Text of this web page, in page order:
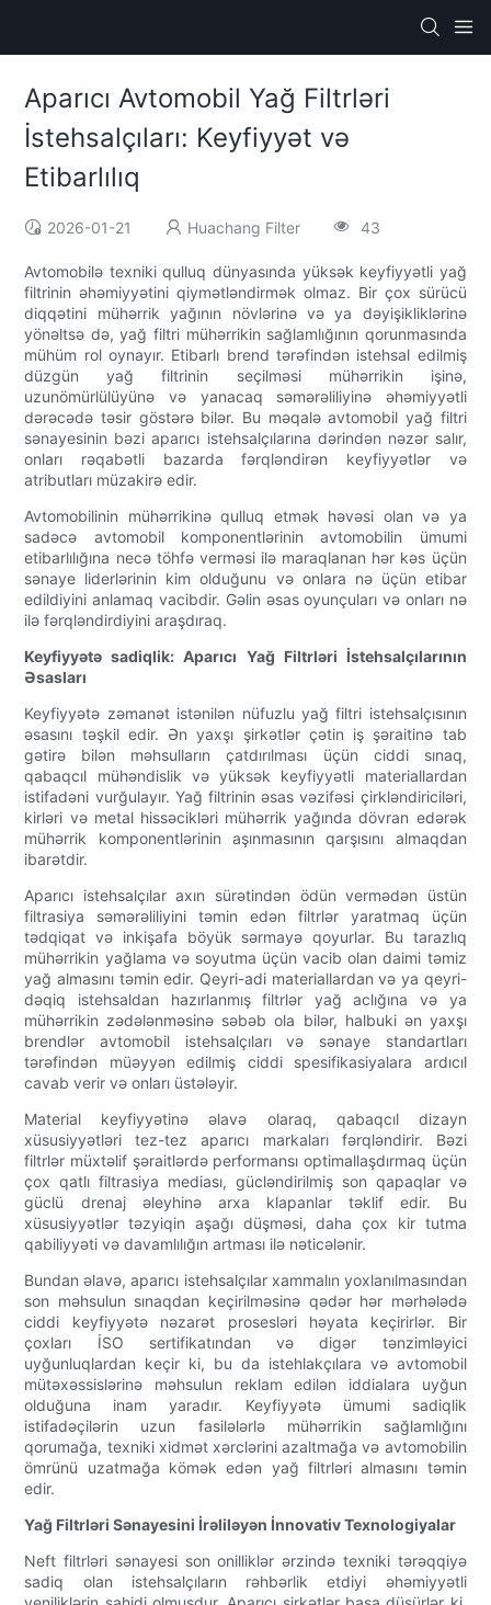
Aparıcı Avtomobil Yağ Filtrləri
İstehsalçıları: Keyfiyyət və
Etibarlılıq
2026-01-21 Huachang Filter 43
Avtomobilə texniki qulluq dünyasında yüksək keyfiyyətli yağ
filtrinin əhəmiyyətini qiymətləndirmək olmaz. Bir çox sürücü
diqqətini mühərrik yağının növlərinə və ya dəyişikliklərinə
yönəltsə də, yağ filtri mühərrikin sağlamlığının qorunmasında
mühüm rol oynayır. Etibarlı brend tərəfindən istehsal edilmiş
düzgün yağ filtrinin seçilməsi mühərrikin işinə,
uzunömürlülüyünə və yanacaq səmərəliliyinə əhəmiyyətli
dərəcədə təsir göstərə bilər. Bu məqalə avtomobil yağ filtri
sənayesinin bəzi aparıcı istehsalçılarına dərindən nəzər salır,
onları rəqabətli bazarda fərqləndirən keyfiyyətlər və
atributları müzakirə edir.
Avtomobilinin mühərrikinə qulluq etmək həvəsi olan və ya
sadəcə avtomobil komponentlərinin avtomobilin ümumi
etibarlılığına necə töhfə verməsi ilə maraqlanan hər kəs üçün
sənaye liderlərinin kim olduğunu və onlara nə üçün etibar
edildiyini anlamaq vacibdir. Gəlin əsas oyunçuları və onları nə
ilə fərqləndirdiyini araşdıraq.
Keyfiyyətə sadiqlik: Aparıcı Yağ Filtrləri İstehsalçılarının
Əsasları
Keyfiyyətə zəmanət istənilən nüfuzlu yağ filtri istehsalçısının
əsasını təşkil edir. Ən yaxşı şirkətlər çətin iş şəraitinə tab
gətirə bilən məhsulların çatdırılması üçün ciddi sınaq,
qabaqcıl mühəndislik və yüksək keyfiyyətli materiallardan
istifadəni vurğulayır. Yağ filtrinin əsas vəzifəsi çirkləndiriciləri,
kirləri və metal hissəcikləri mühərrik yağında dövran edərək
mühərrik komponentlərinin aşınmasının qarşısını almaqdan
ibarətdir.
Aparıcı istehsalçılar axın sürətindən ödün vermədən üstün
filtrasiya səmərəliliyini təmin edən filtrlər yaratmaq üçün
tədqiqat və inkişafa böyük sərmayə qoyurlar. Bu tarazlıq
mühərrikin yağlama və soyutma üçün vacib olan daimi təmiz
yağ almasını təmin edir. Qeyri-adi materiallardan və ya qeyri-
dəqiq istehsaldan hazırlanmış filtrlər yağ aclığına və ya
mühərrikin zədələnməsinə səbəb ola bilər, halbuki ən yaxşı
brendlər avtomobil istehsalçıları və sənaye standartları
tərəfindən müəyyən edilmiş ciddi spesifikasiyalara ardıcıl
cavab verir və onları üstələyir.
Material keyfiyyətinə əlavə olaraq, qabaqcıl dizayn
xüsusiyyətləri tez-tez aparıcı markaları fərqləndirir. Bəzi
filtrlər müxtəlif şəraitlərdə performansı optimallaşdırmaq üçün
çox qatlı filtrasiya mediası, gücləndirilmiş son qapaqlar və
güclü drenaj əleyhinə arxa klapanlar təklif edir. Bu
xüsusiyyətlər təzyiqin aşağı düşməsi, daha çox kir tutma
qabiliyyəti və davamlılığın artması ilə nəticələnir.
Bundan əlavə, aparıcı istehsalçılar xammalın yoxlanılmasından
son məhsulun sınaqdan keçirilməsinə qədər hər mərhələdə
ciddi keyfiyyətə nəzarət prosesləri həyata keçirirlər. Bir
çoxları İSO sertifikatından və digər tənzimləyici
uyğunluqlardan keçir ki, bu da istehlakçılara və avtomobil
mütəxəssislərinə məhsulun reklam edilən iddialara uyğun
olduğuna inam yaradır. Keyfiyyətə ümumi sadiqlik
istifadəçilərin uzun fasilələrlə mühərrikin sağlamlığını
qorumağa, texniki xidmət xərclərini azaltmağa və avtomobilin
ömrünü uzatmağa kömək edən yağ filtrləri almasını təmin
edir.
Yağ Filtrləri Sənayesini İrəliləyən İnnovativ Texnologiyalar
Neft filtrləri sənayesi son onilliklər ərzində texniki tərəqqiyə
sadiq olan istehsalçıların rəhbərlik etdiyi əhəmiyyətli